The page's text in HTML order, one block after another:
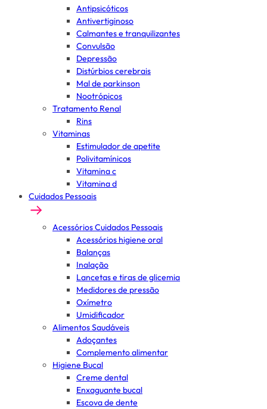
Antipsicóticos
Antivertiginoso
Calmantes e tranquilizantes
Convulsão
Depressão
Distúrbios cerebrais
Mal de parkinson
Nootrópicos
Tratamento Renal
Rins
Vitaminas
Estimulador de apetite
Polivitamínicos
Vitamina c
Vitamina d
Cuidados Pessoais
Acessórios Cuidados Pessoais
Acessórios higiene oral
Balanças
Inalação
Lancetas e tiras de glicemia
Medidores de pressão
Oxímetro
Umidificador
Alimentos Saudáveis
Adoçantes
Complemento alimentar
Higiene Bucal
Creme dental
Enxaguante bucal
Escova de dente